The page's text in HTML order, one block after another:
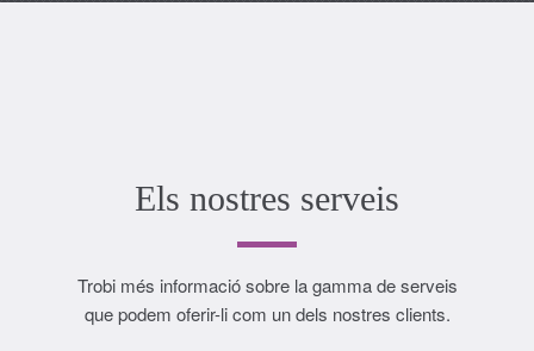
Els nostres serveis
Trobi més informació sobre la gamma de serveis
que podem oferir-li com un dels nostres clients.